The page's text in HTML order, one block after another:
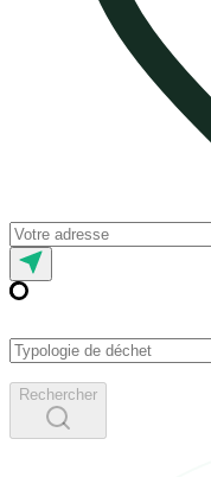
Rechercher